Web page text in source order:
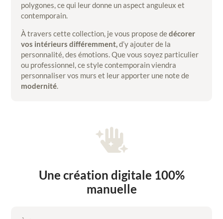
polygones, ce qui leur donne un aspect anguleux et
contemporain.
À travers cette collection, je vous propose dedécorer
vos intérieurs différemment,d’y ajouter de la
personnalité, des émotions. Que vous soyez particulier
ou professionnel, ce style contemporain viendra
personnaliser vos murs et leur apporter une note de
modernité.

Une création digitale 100%
manuelle